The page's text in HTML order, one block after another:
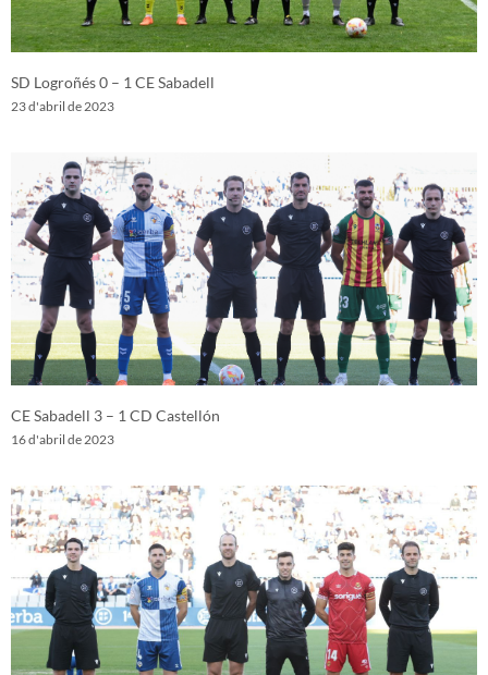
SD Logroñés 0 – 1 CE Sabadell
23 d'abril de 2023
CE Sabadell 3 – 1 CD Castellón
16 d'abril de 2023